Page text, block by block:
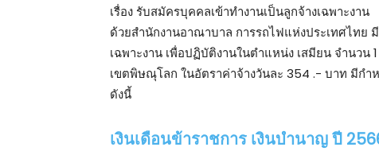
เรื่อง รับสมัครบุคคลเข้าทํางานเป็นลูกจ้างเฉพาะงาน
ด้วยสํานักงานอาณาบาล การรถไฟแห่งประเทศไทย
เฉพาะงาน เพื่อปฏิบัติงานในตําแหน่ง เสมียน จํานว
เขตพิษณุโลก ในอัตราค่าจ้างวันละ 354 .- บาท มีกําห
ดังนี้
เงินเดือนข้าราชการ เงินบำนาญ ปี